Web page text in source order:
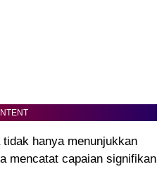
hanya menunjukkan
mencatat capaian signifikan